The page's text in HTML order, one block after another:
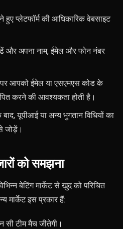
प्लेटफॉर्म की आधिकारिक वेबसाइट
और अपना नाम, ईमेल और फोन नंबर
पर आपको ईमेल या एसएमएस कोड के
करने की आवश्यकता होती है।
यूपीआई या अन्य भुगतान विधियों का
जोड़ें।
को समझना
बेटिंग मार्केट से खुद को परिचित
मार्केट इस प्रकार हैं:
सी टीम मैच जीतेगी।